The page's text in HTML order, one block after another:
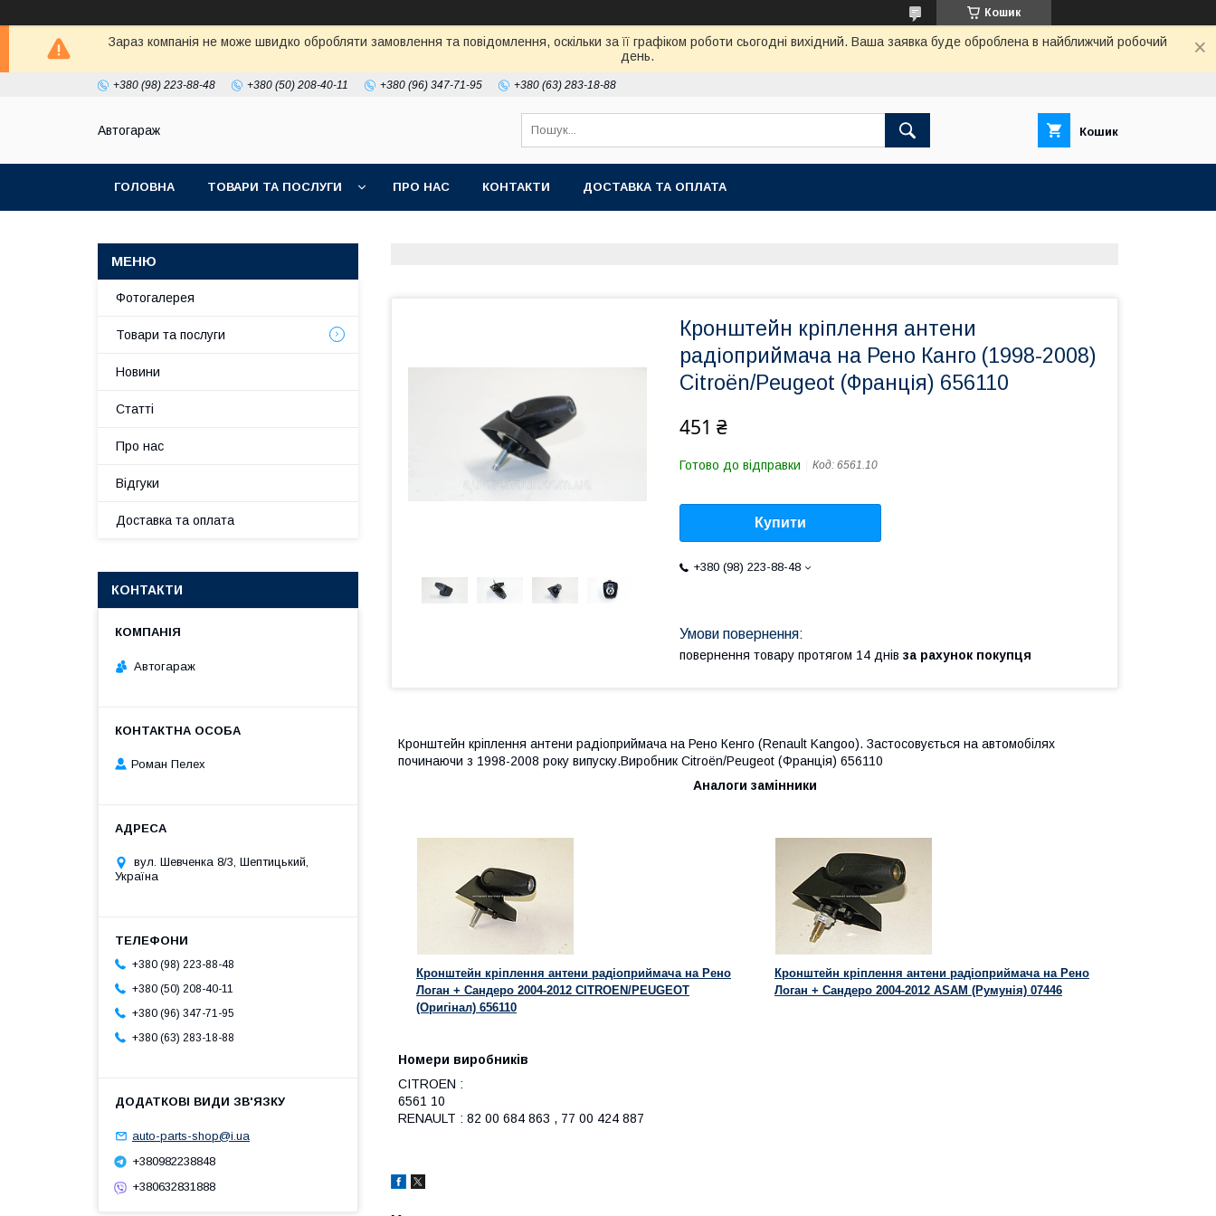
Кошик
Зараз компанія не може швидко обробляти замовлення та повідомлення, оскільки за її графіком роботи сьогодні вихідний. Ваша заявка буде оброблена в найближчий робочий
день.
+380 (98) 223-88-48 +380 (50) 208-40-11 +380 (96) 347-71-95 +380 (63) 283-18-88
Автогараж Кошик
ГОЛОВНА ТОВАРИ ТА ПОСЛУГИ ПРО НАС КОНТАКТИ ДОСТАВКА ТА ОПЛАТА
Кронштейн кріплення антени
радіоприймача на Рено Канго (1998-2008)
Citroën/Peugeot (Франція) 656110
451 ₴
Готово до відправки Код: 6561.10
Купити
+380 (98) 223-88-48
повернення товару протягом 14 днів за рахунок покупця
Кронштейн кріплення антени радіоприймача на Рено Кенго (Renault Kangoo). Застосовується на автомобілях
починаючи з 1998-2008 року випуску.Виробник Citroën/Peugeot (Франція) 656110
Аналоги замінники
Кронштейн кріплення антени радіоприймача на Рено
Логан + Сандеро 2004-2012 CITROEN/PEUGEOT
(Оригінал) 656110
Кронштейн кріплення антени радіоприймача на Рено
Логан + Сандеро 2004-2012 ASAM (Румунія) 07446
Номери виробників
CITROEN :
6561 10
RENAULT : 82 00 684 863 , 77 00 424 887
Фотогалерея
Товари та послуги
Новини
Статті
Про нас
Відгуки
Доставка та оплата
КОНТАКТИ
Автогараж
Роман Пелех
вул. Шевченка 8/3, Шептицький,
Україна
+380 (98) 223-88-48
+380 (50) 208-40-11
+380 (96) 347-71-95
+380 (63) 283-18-88
auto-parts-shop@i.ua
+380982238848
+380632831888